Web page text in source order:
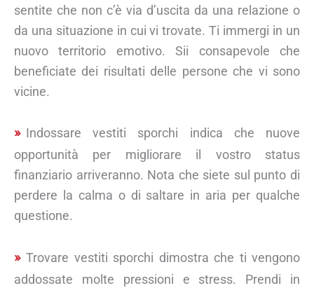
sentite che non c’è via d’uscita da una relazione o
da una situazione in cui vi trovate. Ti immergi in un
nuovo territorio emotivo. Sii consapevole che
beneficiate dei risultati delle persone che vi sono
vicine.
Indossare vestiti sporchi indica che nuove
opportunità per migliorare il vostro status
finanziario arriveranno. Nota che siete sul punto di
perdere la calma o di saltare in aria per qualche
questione.
Trovare vestiti sporchi dimostra che ti vengono
addossate molte pressioni e stress. Prendi in